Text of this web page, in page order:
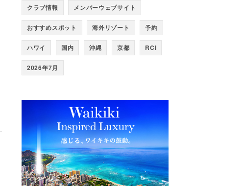
クラブ情報 メンバーウェブサイト
おすすめスポット 海外リゾート 予約
ハワイ 国内 沖縄 京都 RCI
2026年7月